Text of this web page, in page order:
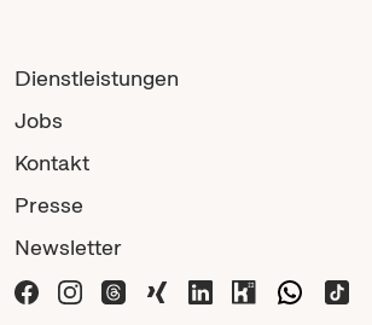
Dienstleistungen
Jobs
Kontakt
Presse
Newsletter